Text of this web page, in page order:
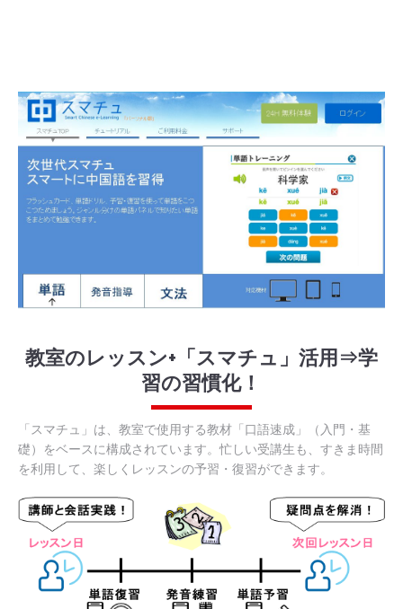
教室のレッスン+「スマチュ」活用⇒学
習の習慣化！
「スマチュ」は、教室で使用する教材「口語速成」（入門・基
礎）をベースに構成されています。忙しい受講生も、すきま時間
を利用して、楽しくレッスンの予習・復習ができます。